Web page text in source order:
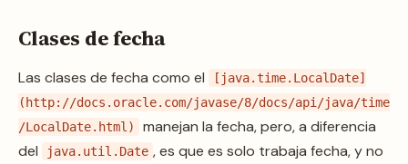
Clases de fecha
Las clases de fecha como el
[java.time.LocalDate]
(http://docs.oracle.com/javase/8/docs/api/java/time
/LocalDate.html)
manejan la fecha, pero, a diferencia
del
java.util.Date , es que es solo trabaja fecha, y no